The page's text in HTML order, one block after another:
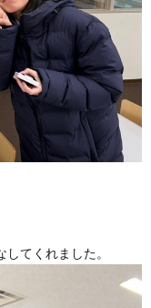
てくれました。